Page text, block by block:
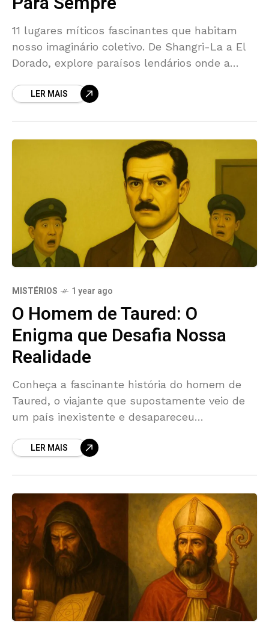
11 lugares míticos fascinantes que habitam
nosso imaginário coletivo. De Shangri-La a El
Dorado, explore paraísos lendários onde a
LER MAIS
MISTÉRIOS 1 year ago
O Homem de Taured: O
Enigma que Desafia Nossa
Realidade
Conheça a fascinante história do homem de
Taured, o viajante que supostamente veio de
um país inexistente e desapareceu
LER MAIS